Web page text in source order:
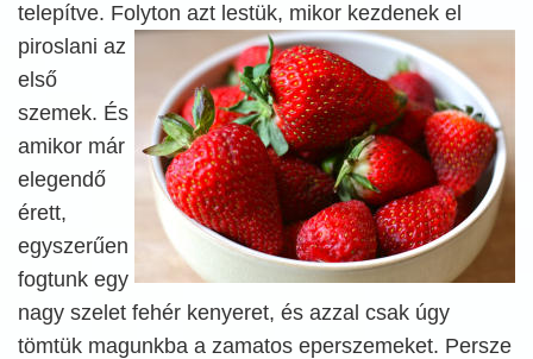
telepítve. Folyton azt lestük, mikor kezdenek el
piroslani az
első
szemek. És
amikor már
elegendő
érett,
egyszerűen
fogtunk egy
nagy szelet fehér kenyeret, és azzal csak úgy
tömtük magunkba a zamatos eperszemeket. Persze